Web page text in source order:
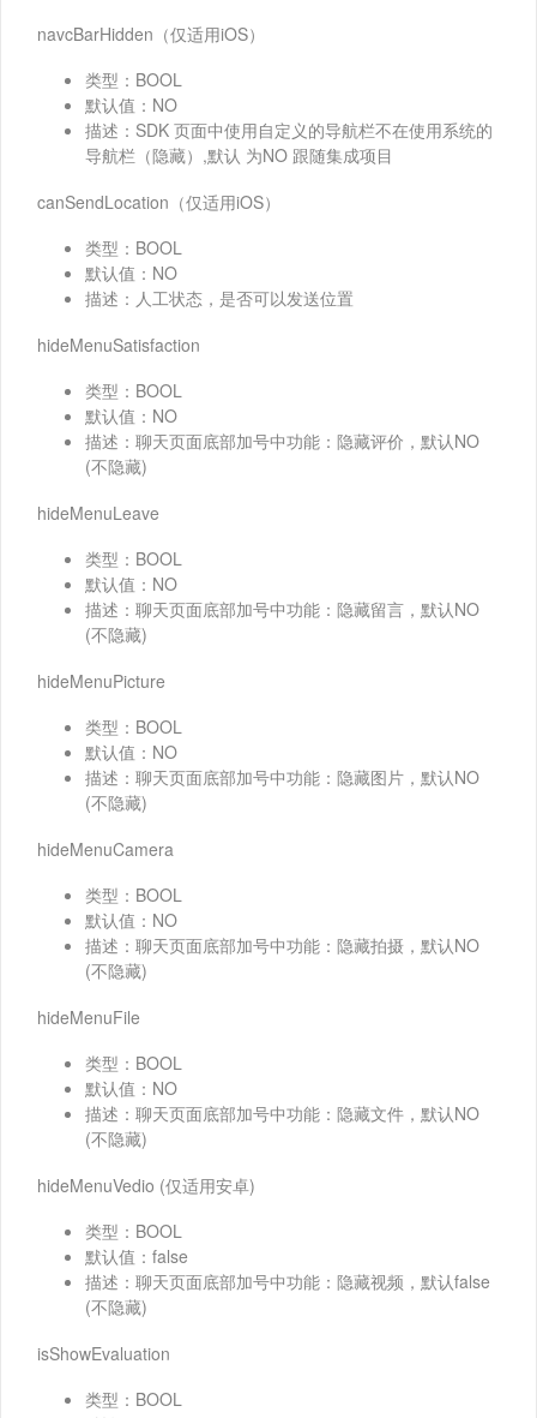
navcBarHidden（仅适用iOS）
类型：BOOL
默认值：NO
描述：SDK 页面中使用自定义的导航栏不在使用系统的
导航栏（隐藏）,默认 为NO 跟随集成项目
canSendLocation（仅适用iOS）
类型：BOOL
默认值：NO
描述：人工状态，是否可以发送位置
hideMenuSatisfaction
类型：BOOL
默认值：NO
描述：聊天页面底部加号中功能：隐藏评价，默认NO
(不隐藏)
hideMenuLeave
类型：BOOL
默认值：NO
描述：聊天页面底部加号中功能：隐藏留言，默认NO
(不隐藏)
hideMenuPicture
类型：BOOL
默认值：NO
描述：聊天页面底部加号中功能：隐藏图片，默认NO
(不隐藏)
hideMenuCamera
类型：BOOL
默认值：NO
描述：聊天页面底部加号中功能：隐藏拍摄，默认NO
(不隐藏)
hideMenuFile
类型：BOOL
默认值：NO
描述：聊天页面底部加号中功能：隐藏文件，默认NO
(不隐藏)
hideMenuVedio (仅适用安卓)
类型：BOOL
默认值：false
描述：聊天页面底部加号中功能：隐藏视频，默认false
(不隐藏)
isShowEvaluation
类型：BOOL